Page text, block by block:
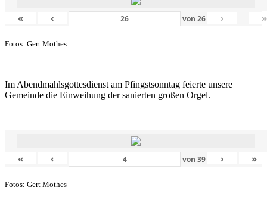
« ‹ von26 › »
Fotos: Gert Mothes
Im Abendmahlsgottesdienst am Pfingstsonntag feierte unsere
Gemeinde die Einweihung der sanierten großen Orgel.
« ‹ von39 › »
Fotos: Gert Mothes